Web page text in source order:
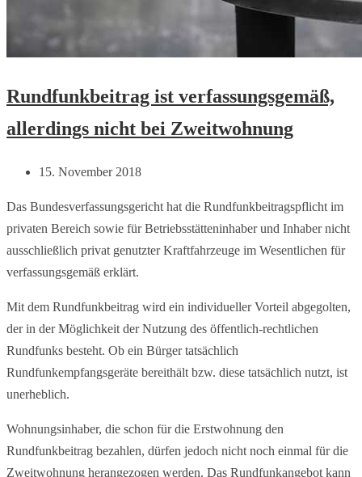
Rundfunkbeitrag ist verfassungsgemäß,
allerdings nicht bei Zweitwohnung
15. November 2018
Das Bundesverfassungsgericht hat die Rundfunkbeitragspflicht im
privaten Bereich sowie für Betriebsstätteninhaber und Inhaber nicht
ausschließlich privat genutzter Kraftfahrzeuge im Wesentlichen für
verfassungsgemäß erklärt.
Mit dem Rundfunkbeitrag wird ein individueller Vorteil abgegolten,
der in der Möglichkeit der Nutzung des öffentlich-rechtlichen
Rundfunks besteht. Ob ein Bürger tatsächlich
Rundfunkempfangsgeräte bereithält bzw. diese tatsächlich nutzt, ist
unerheblich.
Wohnungsinhaber, die schon für die Erstwohnung den
Rundfunkbeitrag bezahlen, dürfen jedoch nicht noch einmal für die
Zweitwohnung herangezogen werden. Das Rundfunkangebot kann